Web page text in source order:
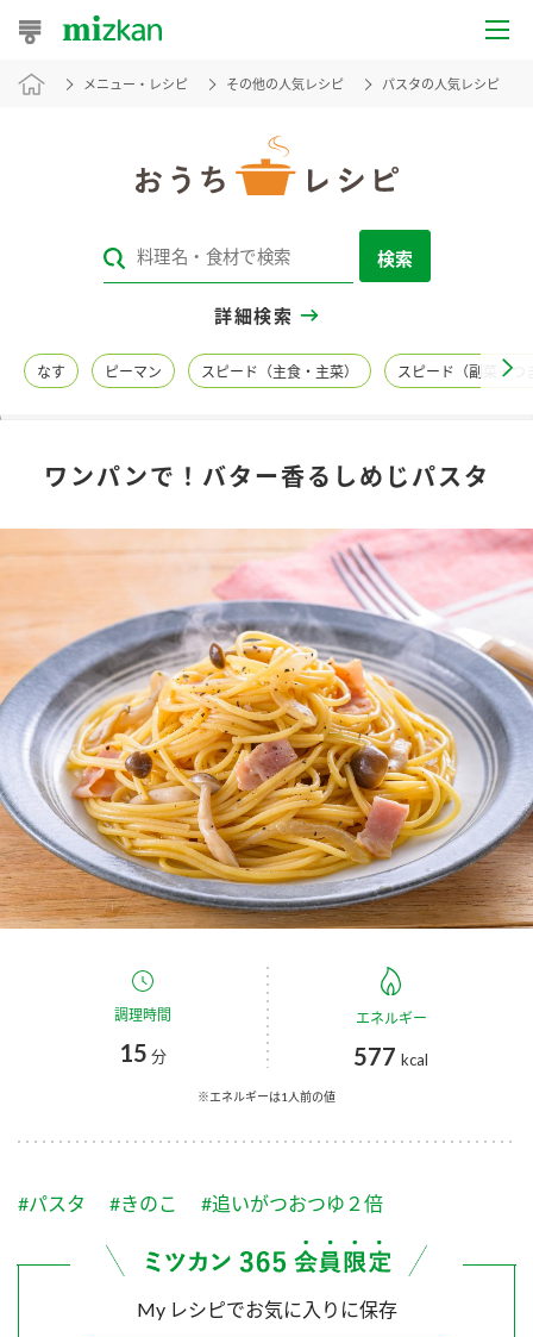
おうちレシピ
レシピカテゴリ一覧
レシピ名特集
商品情報
商品カテゴリ
酢 調味酢
お酢ドリンク ぽん酢
みりん風・料理酒 鍋用調味料
つゆ たれ
スープ 中華
ふりかけ おすしの素
炊き込みご飯の素 米飯用調味液
キャンペーン情報
ブランド・スペシャルサイト
ブランド・スペシャルサイト トップ
商品ブランドサイト
Fibee（ファイビー）
くらしプラ酢
お酢ドリンク
つゆ
PIN印
企業情報
国内事業概要
企業理念
ミツカンの歴史
ミツカンを知る
環境への取り組み
ZENB initiative
メニュー・レシピ その他の人気レシピ パスタの人気レシピ
検索
詳細検索
なす ピーマン スピード（主食・主菜） スピード（副菜・つ
ワンパンで！バター香るしめじパスタ
調理時間
15 分
エネルギー
577 kcal
※エネルギーは1人前の値
#パスタ #きのこ #追いがつおつゆ２倍
My レシピでお気に入りに保存